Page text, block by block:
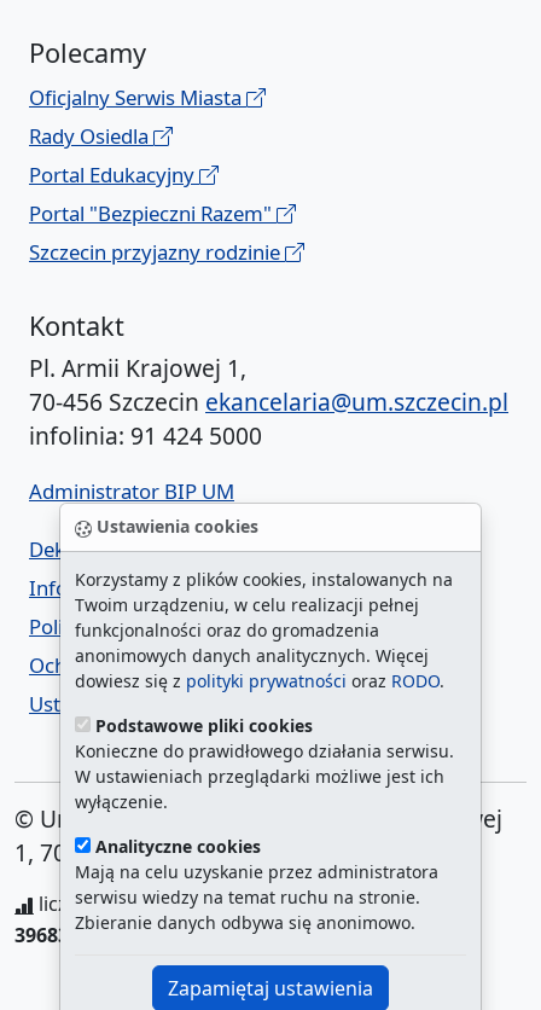
Ustawienia cookies
Korzystamy z plików cookies, instalowanych na
Twoim urządzeniu, w celu realizacji pełnej
funkcjonalności oraz do gromadzenia
anonimowych danych analitycznych. Więcej
dowiesz się z polityki prywatności oraz RODO.
Podstawowe pliki cookies
Konieczne do prawidłowego działania serwisu.
W ustawieniach przeglądarki możliwe jest ich
wyłączenie.
Analityczne cookies
Mają na celu uzyskanie przez administratora
serwisu wiedzy na temat ruchu na stronie.
Zbieranie danych odbywa się anonimowo.
Zapamiętaj ustawienia
Polecamy
Oficjalny Serwis Miasta
Rady Osiedla
Portal Edukacyjny
Portal "Bezpieczni Razem"
Szczecin przyjazny rodzinie
Kontakt
Pl. Armii Krajowej 1,
70-456 Szczecin ekancelaria@um.szczecin.pl
infolinia: 91 424 5000
Administrator BIP UM
Deklaracja dostępności
Informacja o urzędzie w ETR
Polityka prywatności
Ochrona danych osobowych
Ustawienia cookies
© Urząd Miasta Szczecin. Plac Armii Krajowej
1, 70-456 Szczecin
liczba wyświetleń:208557129/ aktualna strona:
396832/najczęściej odwiedzane strony